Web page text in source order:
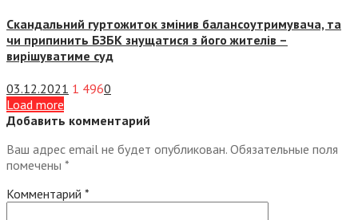
Скандальний гуртожиток змінив балансоутримувача, та
чи припинить БЗБК знущатися з його жителів –
вирішуватиме суд
03.12.2021 1 4960
Load more
Добавить комментарий
Ваш адрес email не будет опубликован. Обязательные поля
помечены *
Комментарий *